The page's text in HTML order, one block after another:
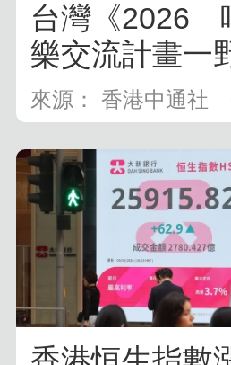
台灣《2026
樂交流計畫一
音樂節...
來源： 香港中通社